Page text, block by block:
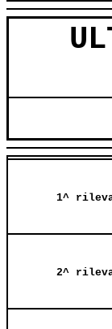
1^
2^